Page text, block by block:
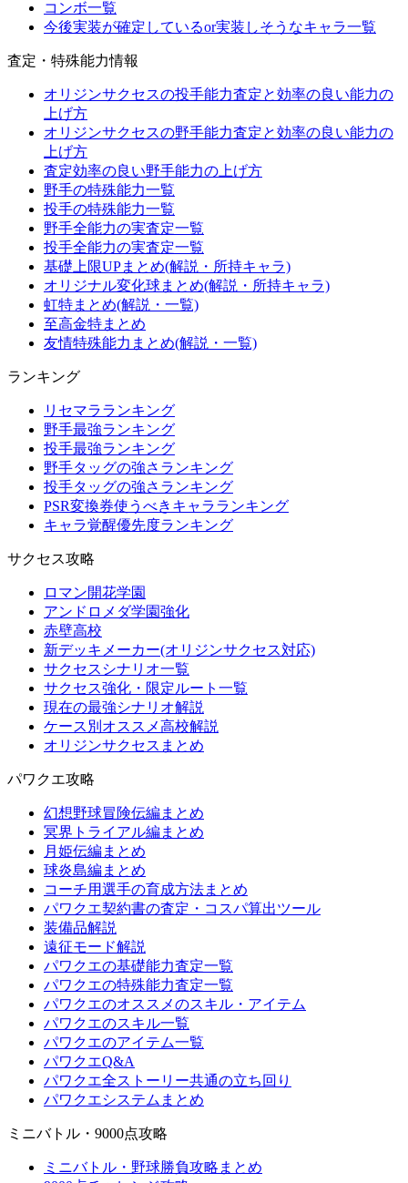
コンボ一覧
今後実装が確定しているor実装しそうなキャラ一覧
査定・特殊能力情報
オリジンサクセスの投手能力査定と効率の良い能力の
上げ方
オリジンサクセスの野手能力査定と効率の良い能力の
上げ方
査定効率の良い野手能力の上げ方
野手の特殊能力一覧
投手の特殊能力一覧
野手全能力の実査定一覧
投手全能力の実査定一覧
基礎上限UPまとめ(解説・所持キャラ)
オリジナル変化球まとめ(解説・所持キャラ)
虹特まとめ(解説・一覧)
至高金特まとめ
友情特殊能力まとめ(解説・一覧)
ランキング
リセマラランキング
野手最強ランキング
投手最強ランキング
野手タッグの強さランキング
投手タッグの強さランキング
PSR変換券使うべきキャラランキング
キャラ覚醒優先度ランキング
サクセス攻略
ロマン開花学園
アンドロメダ学園強化
赤壁高校
新デッキメーカー(オリジンサクセス対応)
サクセスシナリオ一覧
サクセス強化・限定ルート一覧
現在の最強シナリオ解説
ケース別オススメ高校解説
オリジンサクセスまとめ
パワクエ攻略
幻想野球冒険伝編まとめ
冥界トライアル編まとめ
月姫伝編まとめ
球炎島編まとめ
コーチ用選手の育成方法まとめ
パワクエ契約書の査定・コスパ算出ツール
装備品解説
遠征モード解説
パワクエの基礎能力査定一覧
パワクエの特殊能力査定一覧
パワクエのオススメのスキル・アイテム
パワクエのスキル一覧
パワクエのアイテム一覧
パワクエQ&A
パワクエ全ストーリー共通の立ち回り
パワクエシステムまとめ
ミニバトル・9000点攻略
ミニバトル・野球勝負攻略まとめ